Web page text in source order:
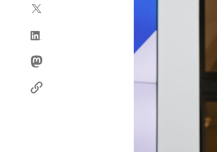
Sie
Internet